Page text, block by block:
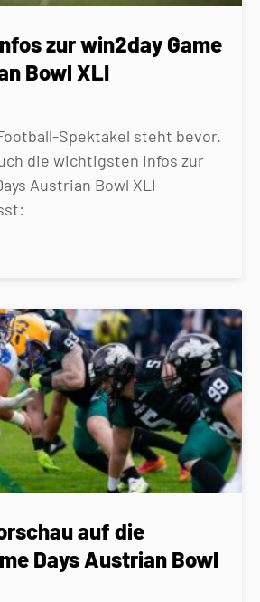
zur win2day Game
Bowl XLI
Spektakel steht bevor.
die wichtigsten Infos zur
Austrian Bowl XLI
auf die
Days Austrian Bowl